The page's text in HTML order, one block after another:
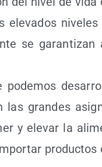
ele­va­dos nive­les
se garan­ti­zan
las gran­des
y ele­var la
pro­duc­tos